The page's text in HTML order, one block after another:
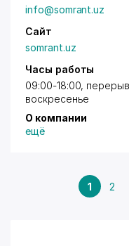
info@somrant.uz
Сайт
somrant.uz
Часы работы
09:00-18:00,
воскресенье
О компании
ещё
1 2